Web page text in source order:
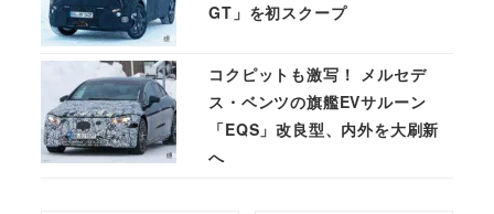
GT」を初スクープ
コクピットも激写！ メルセデ
ス・ベンツの旗艦EVサルーン
「EQS」改良型、内外を大刷新
へ